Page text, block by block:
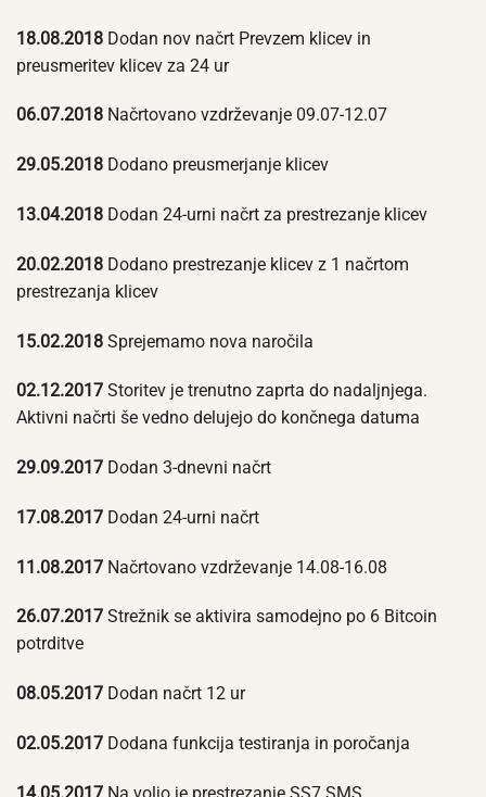
18.08.2018 Dodan nov načrt Prevzem klicev in
preusmeritev klicev za 24 ur
06.07.2018 Načrtovano vzdrževanje 09.07-12.07
29.05.2018 Dodano preusmerjanje klicev
13.04.2018 Dodan 24-urni načrt za prestrezanje klicev
20.02.2018 Dodano prestrezanje klicev z 1 načrtom
prestrezanja klicev
15.02.2018 Sprejemamo nova naročila
02.12.2017 Storitev je trenutno zaprta do nadaljnjega.
Aktivni načrti še vedno delujejo do končnega datuma
29.09.2017 Dodan 3-dnevni načrt
17.08.2017 Dodan 24-urni načrt
11.08.2017 Načrtovano vzdrževanje 14.08-16.08
26.07.2017 Strežnik se aktivira samodejno po 6 Bitcoin
potrditve
08.05.2017 Dodan načrt 12 ur
02.05.2017 Dodana funkcija testiranja in poročanja